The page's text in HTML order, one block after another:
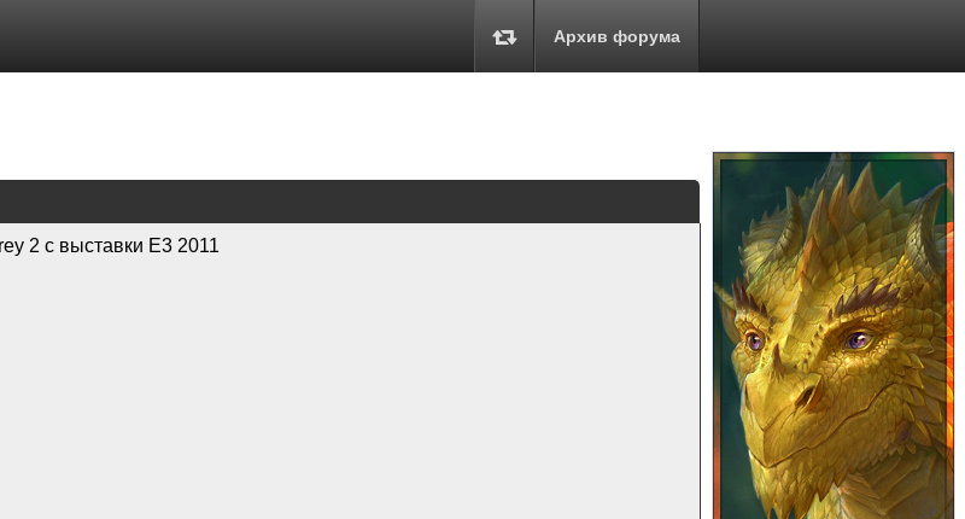
Архив форума
2 с выставки Е3 2011